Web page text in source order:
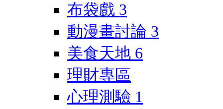
布袋戲 3
動漫畫討論 3
美食天地 6
理財專區
心理測驗 1